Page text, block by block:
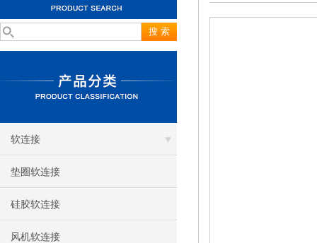
软连接
垫圈软连接
硅胶软连接
风机软连接